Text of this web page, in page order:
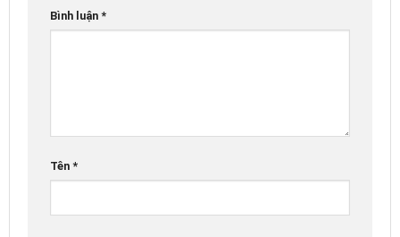
Bình luận *
Tên *